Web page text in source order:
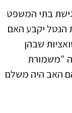
בתי המשפט
הנטל יקבע האם
שבהן
"משמורת
האב היה משלם